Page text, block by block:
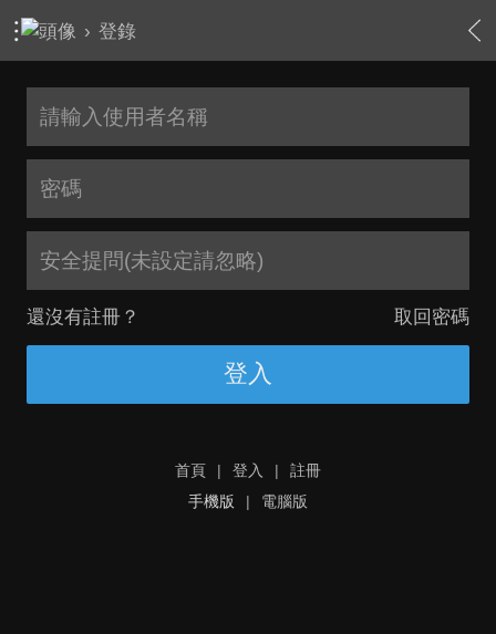
› 登錄
安全提問(未設定請忽略)
還沒有註冊？ 取回密碼
登入
首頁 | 登入 |
註冊
手機版
| 電腦版